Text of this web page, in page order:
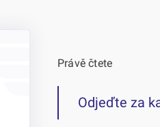
Právě čtete
Odjeďte za